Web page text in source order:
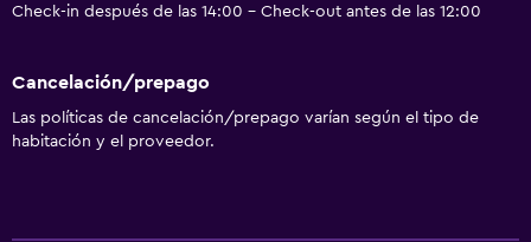
Check-in después de las 14:00 - Check-out antes de las 12:00
Cancelación/prepago
Las políticas de cancelación/prepago varían según el tipo de
habitación y el proveedor.